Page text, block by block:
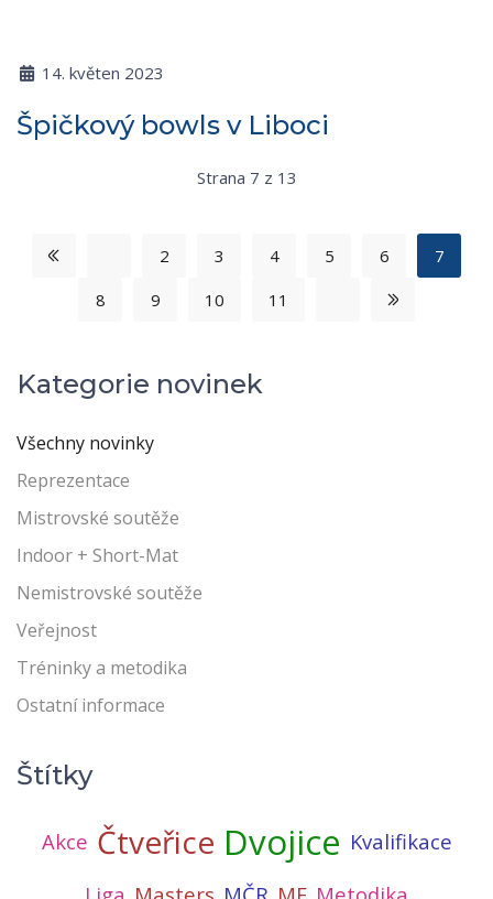
14. květen 2023
Špičkový bowls v Liboci
Strana 7 z 13
2 3 4 5 6
7
8
9 10 11
Kategorie novinek
Všechny novinky
Reprezentace
Mistrovské soutěže
Indoor + Short-Mat
Nemistrovské soutěže
Veřejnost
Tréninky a metodika
Ostatní informace
Štítky
Akce Čtveřice Dvojice Kvalifikace